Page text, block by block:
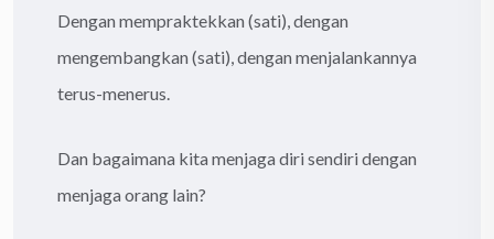
Dengan mempraktekkan (sati), dengan
mengembangkan (sati), dengan menjalankannya
terus-menerus.
Dan bagaimana kita menjaga diri sendiri dengan
menjaga orang lain?